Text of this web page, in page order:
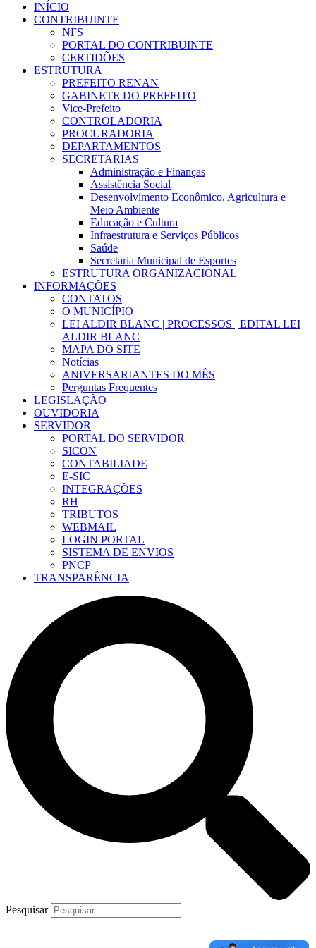
INÍCIO
CONTRIBUINTE
NFS
PORTAL DO CONTRIBUINTE
CERTIDÕES
ESTRUTURA
PREFEITO RENAN
GABINETE DO PREFEITO
Vice-Prefeito
CONTROLADORIA
PROCURADORIA
DEPARTAMENTOS
SECRETARIAS
Administração e Finanças
Assistência Social
Desenvolvimento Econômico, Agricultura e
Meio Ambiente
Educação e Cultura
Infraestrutura e Serviços Públicos
Saúde
Secretaria Municipal de Esportes
ESTRUTURA ORGANIZACIONAL
INFORMAÇÕES
CONTATOS
O MUNICÍPIO
LEI ALDIR BLANC | PROCESSOS | EDITAL LEI
ALDIR BLANC
MAPA DO SITE
Notícias
ANIVERSARIANTES DO MÊS
Perguntas Frequentes
LEGISLAÇÃO
OUVIDORIA
SERVIDOR
PORTAL DO SERVIDOR
SICON
CONTABILIADE
E-SIC
INTEGRAÇÕES
RH
TRIBUTOS
WEBMAIL
LOGIN PORTAL
SISTEMA DE ENVIOS
PNCP
TRANSPARÊNCIA
Pesquisar